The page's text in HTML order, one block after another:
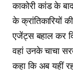
काकोरी कांड के
के
एजेंट्स बहाल कर
वहां उनके चाचा
कहा कि अब यहीं